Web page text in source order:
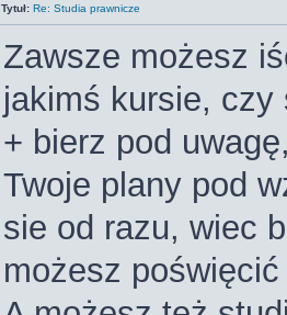
Tytuł: Re: Studia prawnicze
Zawsze możesz
jakimś kursie, czy
+ bierz pod
Twoje plany pod
sie od razu, wiec
możesz